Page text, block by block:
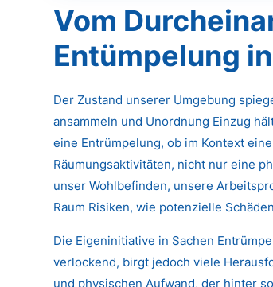
Vom
Entümpelung
Der Zustand unserer Umgebung
ansammeln und Unordnung Einzug
eine Entrümpelung, ob im Kontext
Räumungsaktivitäten, nicht nur eine
unser Wohlbefinden, unsere
Raum Risiken, wie potenzielle
Die Eigeninitiative in Sachen
verlockend, birgt jedoch viele
und physischen Aufwand, der hinter